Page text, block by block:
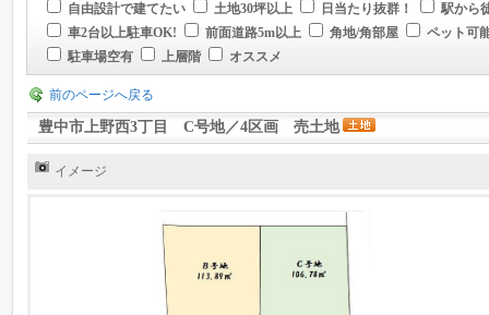
自由設計で建てたい 土地30坪以上 日当たり抜群！
駅から
車2台以上駐車OK!
前面道路5m以上 角地/角部屋
ペット可
駐車場空有
上層階 オススメ
前のページへ戻る
豊中市上野西3丁目 C号地／4区画 売土地
イメージ